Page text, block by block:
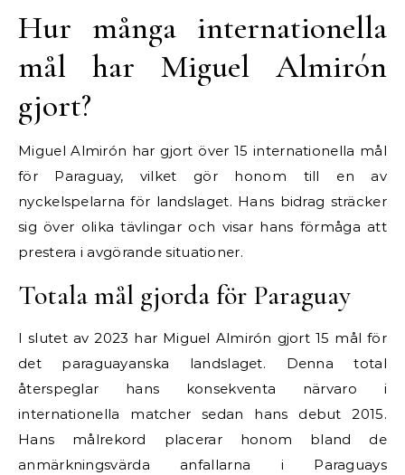
Hur många internationella
mål har Miguel Almirón
gjort?
Miguel Almirón har gjort över 15 internationella mål
för Paraguay, vilket gör honom till en av
nyckelspelarna för landslaget. Hans bidrag sträcker
sig över olika tävlingar och visar hans förmåga att
prestera i avgörande situationer.
Totala mål gjorda för Paraguay
I slutet av 2023 har Miguel Almirón gjort 15 mål för
det paraguayanska landslaget. Denna total
återspeglar hans konsekventa närvaro i
internationella matcher sedan hans debut 2015.
Hans målrekord placerar honom bland de
anmärkningsvärda anfallarna i Paraguays